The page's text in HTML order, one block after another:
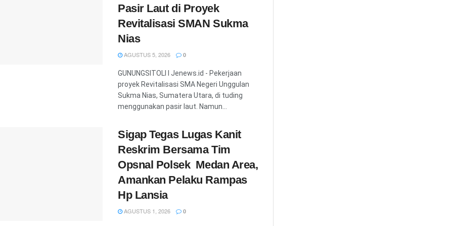
Pasir Laut di Proyek
Revitalisasi SMAN Sukma
Nias
AGUSTUS 5, 2026 0
GUNUNGSITOLI l Jenews.id - Pekerjaan
proyek Revitalisasi SMA Negeri Unggulan
Sukma Nias, Sumatera Utara, di tuding
menggunakan pasir laut. Namun...
Sigap Tegas Lugas Kanit
Reskrim Bersama Tim
Opsnal Polsek Medan Area,
Amankan Pelaku Rampas
Hp Lansia
AGUSTUS 1, 2026 0